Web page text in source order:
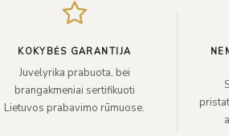
KOKYBĖS GARANTIJA
Juvelyrika prabuota, bei
brangakmeniai sertifikuoti
Lietuvos prabavimo rūmuose.